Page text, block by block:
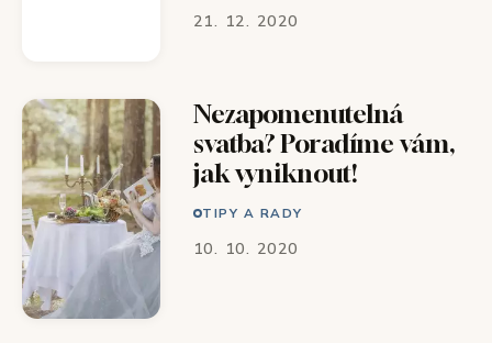
21. 12. 2020
Nezapomenutelná
svatba? Poradíme vám,
jak vyniknout!
TIPY A RADY
10. 10. 2020